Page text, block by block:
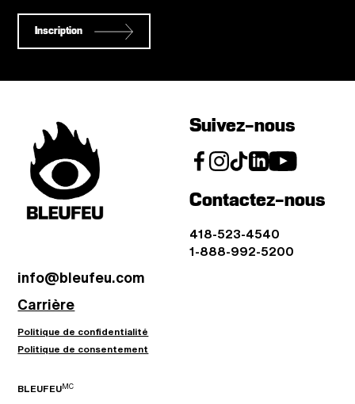
Inscription
Suivez-nous
Contactez-nous
418-523-4540
1-888-992-5200
info@bleufeu.com
Carrière
Politique de confidentialité
Politique de consentement
BLEUFEU MC